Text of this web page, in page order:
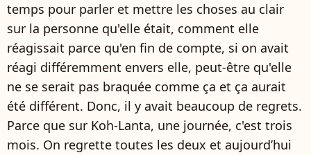
temps pour parler et mettre les choses au clair
sur la personne qu'elle était, comment elle
réagissait parce qu'en fin de compte, si on avait
réagi différemment envers elle, peut-être qu'elle
ne se serait pas braquée comme ça et ça aurait
été différent. Donc, il y avait beaucoup de regrets.
Parce que sur Koh-Lanta, une journée, c'est trois
mois. On regrette toutes les deux et aujourd’hui